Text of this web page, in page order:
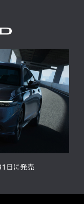
日に発売